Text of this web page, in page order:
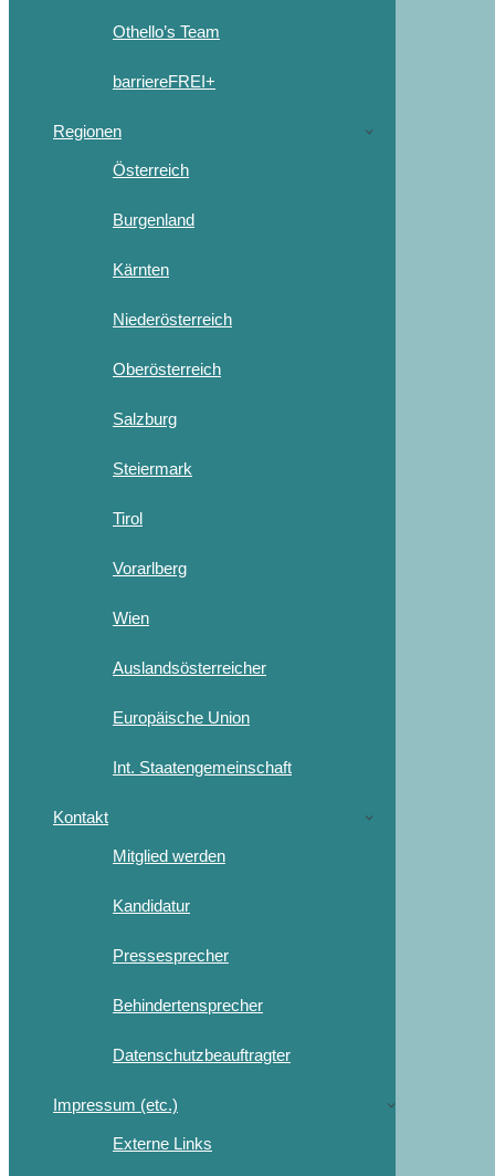
Othello’s Team
barriereFREI+
Regionen
Österreich
Burgenland
Kärnten
Niederösterreich
Oberösterreich
Salzburg
Steiermark
Tirol
Vorarlberg
Wien
Auslandsösterreicher
Europäische Union
Int. Staatengemeinschaft
Kontakt
Mitglied werden
Kandidatur
Pressesprecher
Behindertensprecher
Datenschutzbeauftragter
Impressum (etc.)
Externe Links